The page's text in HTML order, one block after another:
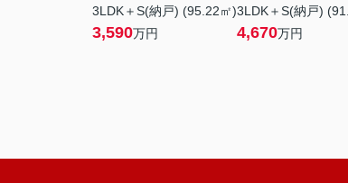
3LDK＋S(納戸) (95.22㎡)
3,590万円
3LDK＋S(納戸)
4,670万円